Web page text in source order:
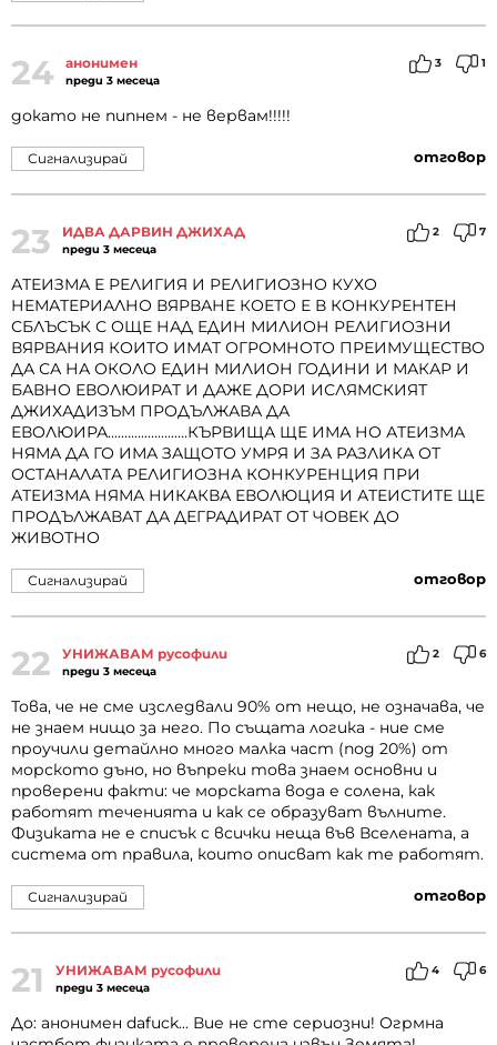
24 анонимен
преди 3 месеца
3 1
докато не пипнем - не вервам!!!!!
отговор
Сигнализирай
23 ИДВА ДАРВИН ДЖИХАД
преди 3 месеца
2 7
АТЕИЗМА Е РЕЛИГИЯ И РЕЛИГИОЗНО КУХО
НЕМАТЕРИАЛНО ВЯРВАНЕ КОЕТО Е В КОНКУРЕНТЕН
СБЛЪСЪК С ОЩЕ НАД ЕДИН МИЛИОН РЕЛИГИОЗНИ
ВЯРВАНИЯ КОИТО ИМАТ ОГРОМНОТО ПРЕИМУЩЕСТВО
ДА СА НА ОКОЛО ЕДИН МИЛИОН ГОДИНИ И МАКАР И
БАВНО ЕВОЛЮИРАТ И ДАЖЕ ДОРИ ИСЛЯМСКИЯТ
ДЖИХАДИЗЪМ ПРОДЪЛЖАВА ДА
ЕВОЛЮИРА........................КЪРВИЩА ЩЕ ИМА НО АТЕИЗМА
НЯМА ДА ГО ИМА ЗАЩОТО УМРЯ И ЗА РАЗЛИКА ОТ
ОСТАНАЛАТА РЕЛИГИОЗНА КОНКУРЕНЦИЯ ПРИ
АТЕИЗМА НЯМА НИКАКВА ЕВОЛЮЦИЯ И АТЕИСТИТЕ ЩЕ
ПРОДЪЛЖАВАТ ДА ДЕГРАДИРАТ ОТ ЧОВЕК ДО
ЖИВОТНО
отговор
Сигнализирай
22 УНИЖАВАМ русофили
преди 3 месеца
2 6
Това, че не сме изследвали 90% от нещо, не означава, че
не знаем нищо за него. По същата логика - ние сме
проучили детайлно много малка част (под 20%) от
морското дъно, но въпреки това знаем основни и
проверени факти: че морската вода е солена, как
работят теченията и как се образуват вълните.
Физиката не е списък с всички неща във Вселената, а
система от правила, които описват как те работят.
отговор
Сигнализирай
21 УНИЖАВАМ русофили
преди 3 месеца
4 6
До: анонимен dafuck... Вие не сте сериозни! Огрмна